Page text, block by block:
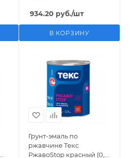
934.20 руб./шт
В КОРЗИНУ
Грунт-эмаль по
ржавчине Текс
РжавоStop красный (0,9